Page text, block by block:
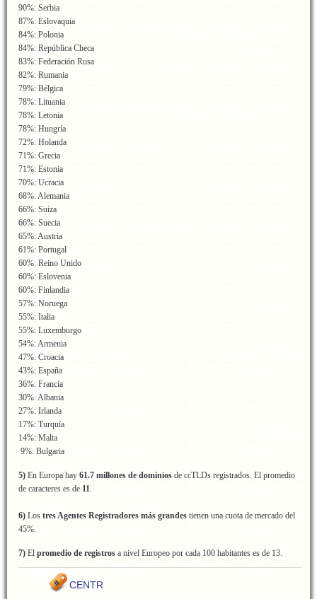
90%: Serbia
87%: Eslovaquia
84%: Polonia
84%: República Checa
83%: Federación Rusa
82%: Rumania
79%: Bélgica
78%: Lituania
78%: Letonia
78%: Hungría
72%: Holanda
71%: Grecia
71%: Estonia
70%: Ucracia
68%: Alemania
66%: Suiza
66%: Suecia
65%: Austria
61%: Portugal
60%: Reino Unido
60%: Eslovenia
60%: Finlandia
57%: Noruega
55%: Italia
55%: Luxemburgo
54%: Armenia
47%: Croacia
43%: España
36%: Francia
30%: Albania
27%: Irlanda
17%: Turquía
14%: Malta
9%: Bulgaria
5) En Europa hay 61.7 millones de dominios de ccTLDs registrados. El promedio
de caracteres es de 11.
6) Los tres Agentes Registradores más grandes tienen una cuota de mercado del
45%.
7) El promedio de registros a nivel Europeo por cada 100 habitantes es de 13.
CENTR